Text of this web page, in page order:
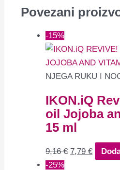
Povezani
-15%
NJEGA RUKU I
IKON.iQ
oil Jojoba
15 ml
9,16€ 7,79€
-25%